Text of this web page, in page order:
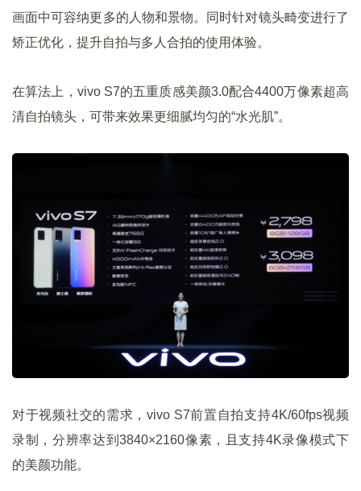
画面中可容纳更多的人物和景物。同时针对镜头畸变进行了
矫正优化，提升自拍与多人合拍的使用体验。
在算法上，vivo S7的五重质感美颜3.0配合4400万像素超高
清自拍镜头，可带来效果更细腻均匀的“水光肌”。
对于视频社交的需求，vivo S7前置自拍支持4K/60fps视频
录制，分辨率达到3840×2160像素，且支持4K录像模式下
的美颜功能。